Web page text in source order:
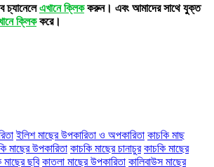
চ্যানেলেএখানে ক্লিককরুন। এবং আমাদের সাথে যুক্ত
ক্লিককরে।
ইলিশ মাছের উপকারিতা ও অপকারিতা কাচকি মাছ
মাছের উপকারিতা কাচকি মাছের চানাচুর কাচকি মাছের
মাছের ছবি কাতলা মাছের উপকারিতা কালিবাউস মাছের